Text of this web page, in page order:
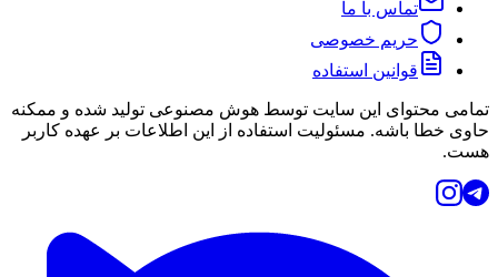
تماس با ما
حریم خصوصی
قوانین استفاده
تمامی محتوای این سایت توسط هوش مصنوعی تولید شده و ممکنه
حاوی خطا باشه. مسئولیت استفاده از این اطلاعات بر عهده کاربر
هست.